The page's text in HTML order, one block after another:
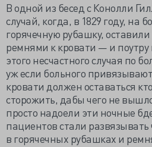
В одной из бесед с Конолли
случай, когда, в 1829 году, на
горячечную рубашку,
ремнями к кровати — и
этого несчастного случая по
уж если больного
кровати должен оставаться
сторожить, дабы чего не
просто надоели эти ночные
пациентов стали
в горячечных рубашках и